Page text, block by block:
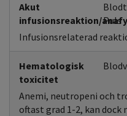
Akut
infusionsreaktion/Puls
Infusionsrelaterad
Hematologisk
toxicitet
Anemi, neutropeni och
oftast grad 1-2, kan dock